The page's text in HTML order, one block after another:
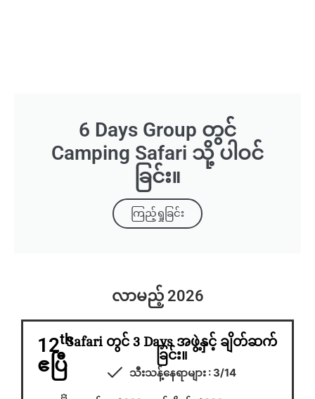
6 Days Group တွင်
Camping Safari သို့ ပါဝင်
ခြင်း။
ကြည့်ရှုခြင်း
လာမည့် 2026
12th
ဧပြီ
Safari တွင် 3 Days အဖွဲ့နှင့် ချိတ်ဆက်
ခြင်း။
သီးသန့်နေရာများ : 3/14